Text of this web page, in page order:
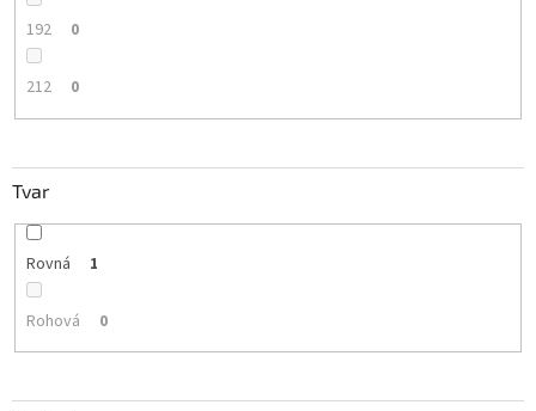
192 0
212 0
Tvar
Rovná 1
Rohová 0